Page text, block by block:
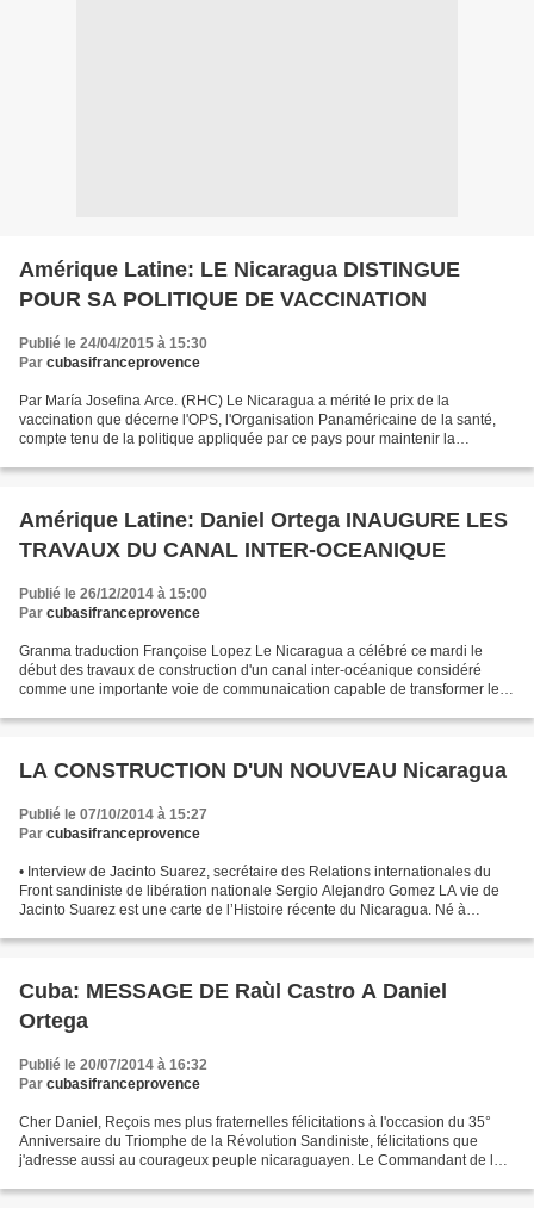
Amérique Latine: LE Nicaragua DISTINGUE
POUR SA POLITIQUE DE VACCINATION
Publié le 24/04/2015 à 15:30
Par cubasifranceprovence
Par María Josefina Arce. (RHC) Le Nicaragua a mérité le prix de la
vaccination que décerne l'OPS, l'Organisation Panaméricaine de la santé,
compte tenu de la politique appliquée par ce pays pour maintenir la
Amérique Latine: Daniel Ortega INAUGURE LES
TRAVAUX DU CANAL INTER-OCEANIQUE
Publié le 26/12/2014 à 15:00
Par cubasifranceprovence
Granma traduction Françoise Lopez Le Nicaragua a célébré ce mardi le
début des travaux de construction d'un canal inter-océanique considéré
comme une importante voie de communaication capable de transformer le
LA CONSTRUCTION D'UN NOUVEAU Nicaragua
Publié le 07/10/2014 à 15:27
Par cubasifranceprovence
• Interview de Jacinto Suarez, secrétaire des Relations internationales du
Front sandiniste de libération nationale Sergio Alejandro Gomez LA vie de
Jacinto Suarez est une carte de l’Histoire récente du Nicaragua. Né à
Cuba: MESSAGE DE Raùl Castro A Daniel
Ortega
Publié le 20/07/2014 à 16:32
Par cubasifranceprovence
Cher Daniel, Reçois mes plus fraternelles félicitations à l'occasion du 35°
Anniversaire du Triomphe de la Révolution Sandiniste, félicitations que
j'adresse aussi au courageux peuple nicaraguayen. Le Commandant de la